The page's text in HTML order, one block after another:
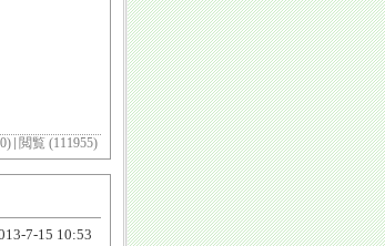
閲覧 (111955)
7-15 10:53